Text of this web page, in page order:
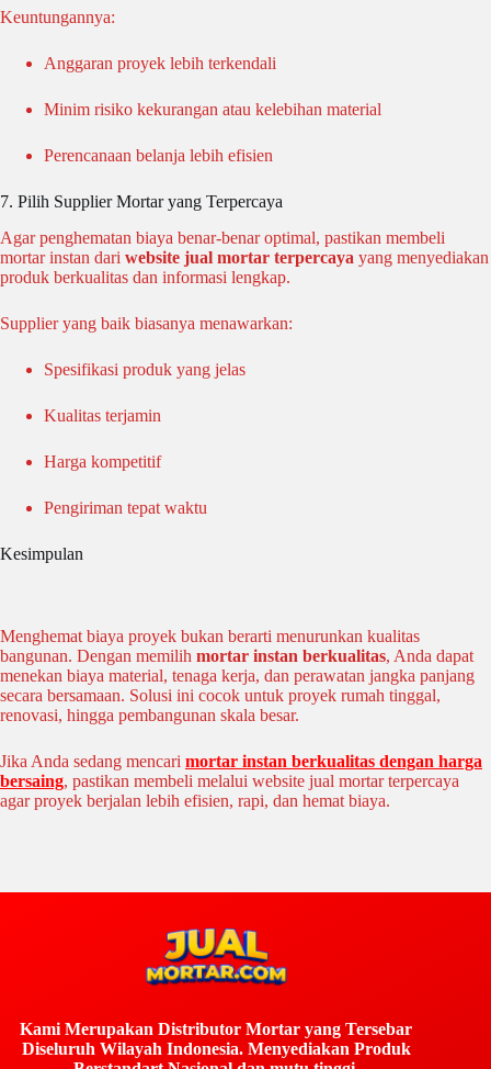
Keuntungannya:
Anggaran proyek lebih terkendali
Minim risiko kekurangan atau kelebihan material
Perencanaan belanja lebih efisien
7. Pilih Supplier Mortar yang Terpercaya
Agar penghematan biaya benar-benar optimal, pastikan membeli
mortar instan dari website jual mortar terpercaya yang menyediakan
produk berkualitas dan informasi lengkap.
Supplier yang baik biasanya menawarkan:
Spesifikasi produk yang jelas
Kualitas terjamin
Harga kompetitif
Pengiriman tepat waktu
Kesimpulan
Menghemat biaya proyek bukan berarti menurunkan kualitas
bangunan. Dengan memilih mortar instan berkualitas, Anda dapat
menekan biaya material, tenaga kerja, dan perawatan jangka panjang
secara bersamaan. Solusi ini cocok untuk proyek rumah tinggal,
renovasi, hingga pembangunan skala besar.
Jika Anda sedang mencari mortar instan berkualitas dengan harga
bersaing, pastikan membeli melalui website jual mortar terpercaya
agar proyek berjalan lebih efisien, rapi, dan hemat biaya.
Kami Merupakan Distributor Mortar yang Tersebar
Diseluruh Wilayah Indonesia. Menyediakan Produk